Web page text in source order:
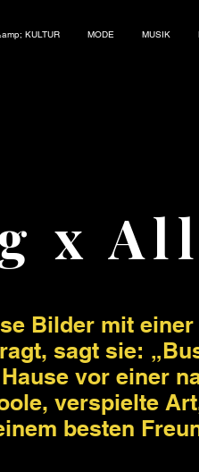
KULTUR MODE MUSIK
x
Bilder mit
sagt sie:
vor einer
verspielte
besten